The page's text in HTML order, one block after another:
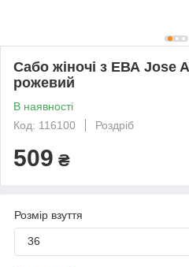
Сабо жіночі з ЕВА Jose
рожевий
В наявності
Код: 116100
Роздріб
509 ₴
Розмір взуття
36